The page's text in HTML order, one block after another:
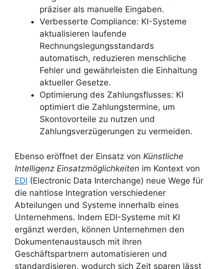
präziser als manuelle Eingaben.
Verbesserte Compliance: KI-Systeme
aktualisieren laufende
Rechnungslegungsstandards
automatisch, reduzieren menschliche
Fehler und gewährleisten die Einhaltung
aktueller Gesetze.
Optimierung des Zahlungsflusses: KI
optimiert die Zahlungstermine, um
Skontovorteile zu nutzen und
Zahlungsverzügerungen zu vermeiden.
Ebenso eröffnet der Einsatz von Künstliche
Intelligenz Einsatzmöglichkeiten im Kontext von
EDI (Electronic Data Interchange) neue Wege für
die nahtlose Integration verschiedener
Abteilungen und Systeme innerhalb eines
Unternehmens. Indem EDI-Systeme mit KI
ergänzt werden, können Unternehmen den
Dokumentenaustausch mit ihren
Geschäftspartnern automatisieren und
standardisieren, wodurch sich Zeit sparen lässt